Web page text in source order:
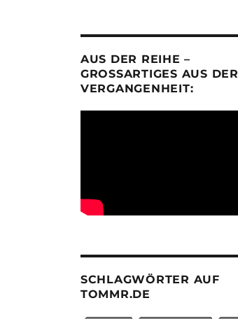
AUS DER REIHE –
GROSSARTIGES AUS DER V
ERGANGENHEIT:
SCHLAGWÖRTER AUF
TOMMR.DE